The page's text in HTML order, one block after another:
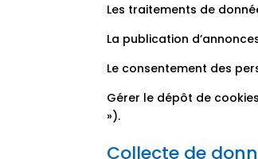
Les traitements de
La publication
Le consentement des
Gérer le dépôt de
»).
Collecte de